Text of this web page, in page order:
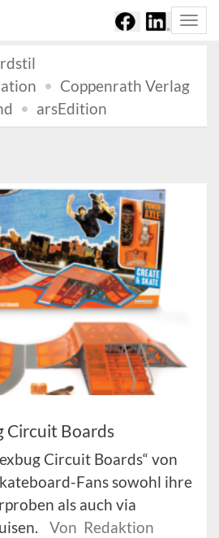
Coppenrath Verlag
arsEdition
Circuit Boards
Circuit Boards“ von
Fans sowohl ihre
als auch via
Von Redaktion